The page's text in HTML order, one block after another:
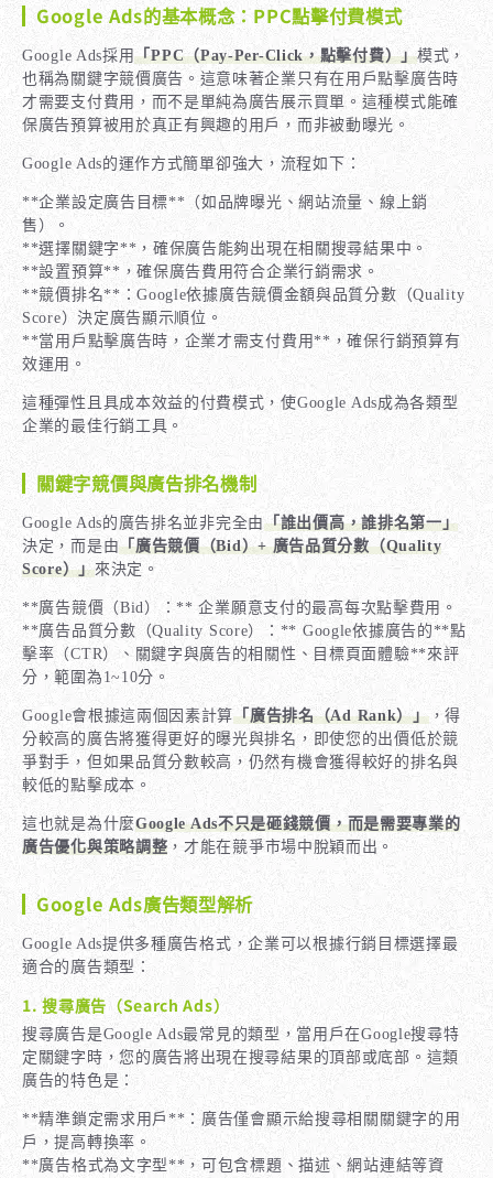
Google Ads的基本概念：PPC點擊付費模式
Google Ads採用「PPC（Pay-Per-Click，點擊付費）」模式，
也稱為關鍵字競價廣告。這意味著企業只有在用戶點擊廣告時
才需要支付費用，而不是單純為廣告展示買單。這種模式能確
保廣告預算被用於真正有興趣的用戶，而非被動曝光。
Google Ads的運作方式簡單卻強大，流程如下：
**企業設定廣告目標**（如品牌曝光、網站流量、線上銷
售）。
**選擇關鍵字**，確保廣告能夠出現在相關搜尋結果中。
**設置預算**，確保廣告費用符合企業行銷需求。
**競價排名**：Google依據廣告競價金額與品質分數（Quality
Score）決定廣告顯示順位。
**當用戶點擊廣告時，企業才需支付費用**，確保行銷預算有
效運用。
這種彈性且具成本效益的付費模式，使Google Ads成為各類型
企業的最佳行銷工具。
關鍵字競價與廣告排名機制
Google Ads的廣告排名並非完全由「誰出價高，誰排名第一」
決定，而是由「廣告競價（Bid）+ 廣告品質分數（Quality
Score）」來決定。
**廣告競價（Bid）：** 企業願意支付的最高每次點擊費用。
**廣告品質分數（Quality Score）：** Google依據廣告的**點
擊率（CTR）、關鍵字與廣告的相關性、目標頁面體驗**來評
分，範圍為1~10分。
Google會根據這兩個因素計算「廣告排名（Ad Rank）」，得
分較高的廣告將獲得更好的曝光與排名，即使您的出價低於競
爭對手，但如果品質分數較高，仍然有機會獲得較好的排名與
較低的點擊成本。
這也就是為什麼Google Ads不只是砸錢競價，而是需要專業的
廣告優化與策略調整 ，才能在競爭市場中脫穎而出。
Google Ads廣告類型解析
Google Ads提供多種廣告格式，企業可以根據行銷目標選擇最
適合的廣告類型：
1. 搜尋廣告（Search Ads）
搜尋廣告是Google Ads最常見的類型，當用戶在Google搜尋特
定關鍵字時，您的廣告將出現在搜尋結果的頂部或底部。這類
廣告的特色是：
**精準鎖定需求用戶**：廣告僅會顯示給搜尋相關關鍵字的用
戶，提高轉換率。
**廣告格式為文字型**，可包含標題、描述、網站連結等資